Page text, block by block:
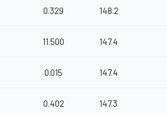
0.329 148.2
11.500 147.4
0.015 147.4
0.402 147.3